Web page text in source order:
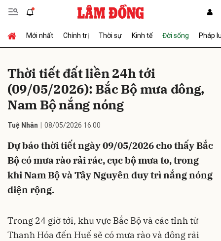
Mới nhất Chính trị Thời sự Kinh tế Đời sống Pháp
Thời tiết đất liền 24h tới
(09/05/2026): Bắc Bộ mưa dông,
Nam Bộ nắng nóng
Tuệ Nhân 08/05/2026 16:00
Dự báo thời tiết ngày 09/05/2026 cho thấy Bắc
Bộ có mưa rào rải rác, cục bộ mưa to, trong
khi Nam Bộ và Tây Nguyên duy trì nắng nóng
diện rộng.
Trong 24 giờ tới, khu vực Bắc Bộ và các tỉnh từ
Thanh Hóa đến Huế sẽ có mưa rào và dông rải
Gửi bình luận
Hủy Gửi